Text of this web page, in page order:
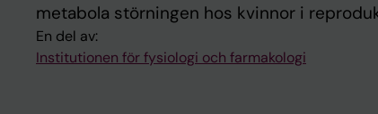
metabola störningen hos kvinnor i
En del av:
Institutionen för fysiologi och farmakologi